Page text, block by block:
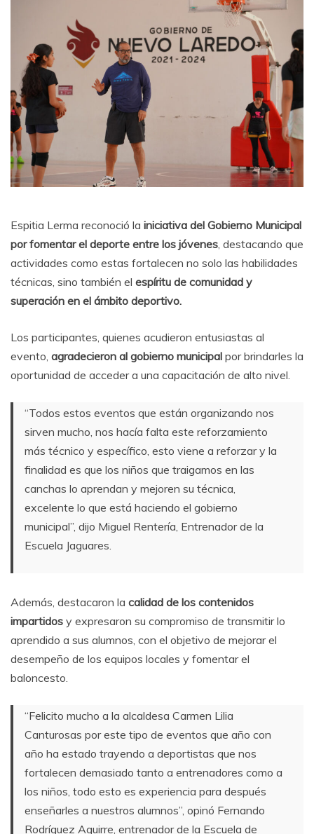
Espitia Lerma reconoció la iniciativa del Gobierno Municipal
por fomentar el deporte entre los jóvenes, destacando que
actividades como estas fortalecen no solo las habilidades
técnicas, sino también el espíritu de comunidad y
superación en el ámbito deportivo.
Los participantes, quienes acudieron entusiastas al
evento, agradecieron al gobierno municipal por brindarles la
oportunidad de acceder a una capacitación de alto nivel.
“Todos estos eventos que están organizando nos
sirven mucho, nos hacía falta este reforzamiento
más técnico y específico, esto viene a reforzar y la
finalidad es que los niños que traigamos en las
canchas lo aprendan y mejoren su técnica,
excelente lo que está haciendo el gobierno
municipal”, dijo Miguel Rentería, Entrenador de la
Escuela Jaguares.
Además, destacaron la calidad de los contenidos
impartidos y expresaron su compromiso de transmitir lo
aprendido a sus alumnos, con el objetivo de mejorar el
desempeño de los equipos locales y fomentar el
baloncesto.
“Felicito mucho a la alcaldesa Carmen Lilia
Canturosas por este tipo de eventos que año con
año ha estado trayendo a deportistas que nos
fortalecen demasiado tanto a entrenadores como a
los niños, todo esto es experiencia para después
enseñarles a nuestros alumnos”, opinó Fernando
Rodríguez Aguirre, entrenador de la Escuela de